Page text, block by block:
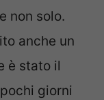
non solo.
anche un
è stato il
giorni